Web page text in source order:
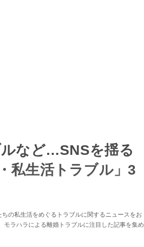
ルなど…SNSを揺る
私生活トラブル」3
の私生活をめぐるトラブルに関するニュースをお
ラハラによる離婚トラブルに注目した記事を集め